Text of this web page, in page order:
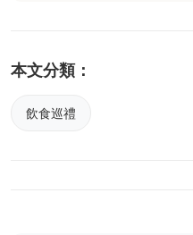
本文分類：
飲食巡禮